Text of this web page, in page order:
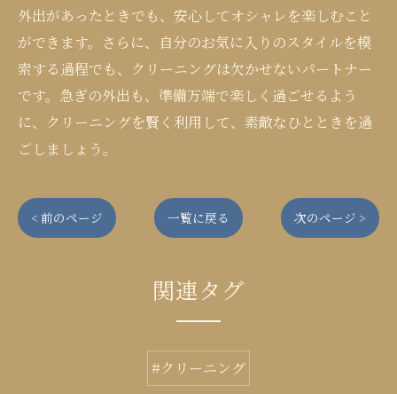
外出があったときでも、安心してオシャレを楽しむこと
ができます。さらに、自分のお気に入りのスタイルを模
索する過程でも、クリーニングは欠かせないパートナー
です。急ぎの外出も、準備万端で楽しく過ごせるよう
に、クリーニングを賢く利用して、素敵なひとときを過
ごしましょう。
< 前のページ 一覧に戻る 次のページ >
関連タグ
#クリーニング